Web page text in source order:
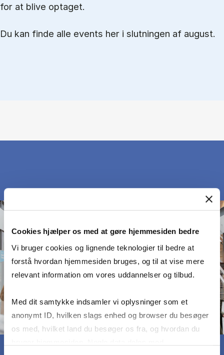
Cookies hjælper os med at gøre hjemmesiden bedre
Vi bruger cookies og lignende teknologier til bedre at
forstå hvordan hjemmesiden bruges, og til at vise mere
relevant information om vores uddannelser og tilbud.
Med dit samtykke indsamler vi oplysninger som et
anonymt ID, hvilken slags enhed og browser du besøger
os med, hvilket land du besøger os fra, og hvordan du
for at blive optaget.
Du kan finde alle events her i slutningen af august.